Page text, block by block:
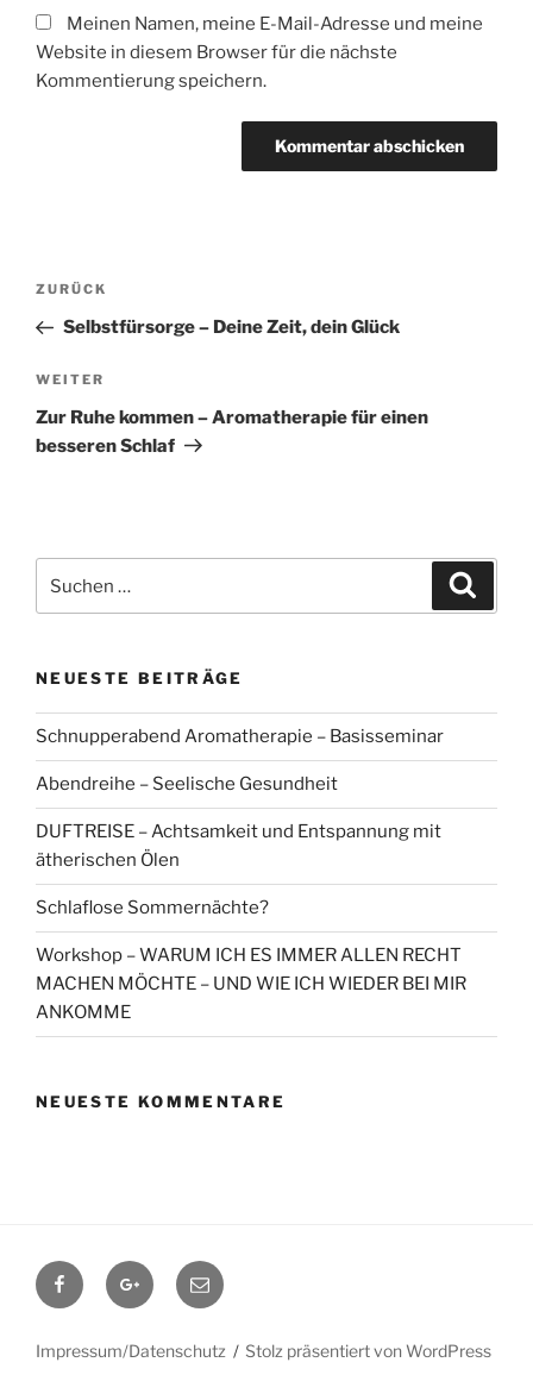
Meinen Namen, meine E-Mail-Adresse und meine
Website in diesem Browser für die nächste
Kommentierung speichern.
Beitragsnavigation
Vorheriger
Beitrag
ZURÜCK
Selbstfürsorge – Deine Zeit, dein Glück
Nächster
Beitrag
WEITER
Zur Ruhe kommen – Aromatherapie für einen
besseren Schlaf
nach:
NEUESTE BEITRÄGE
Schnupperabend Aromatherapie – Basisseminar
Abendreihe – Seelische Gesundheit
DUFTREISE – Achtsamkeit und Entspannung mit
ätherischen Ölen
Schlaflose Sommernächte?
Workshop – WARUM ICH ES IMMER ALLEN RECHT
MACHEN MÖCHTE – UND WIE ICH WIEDER BEI MIR
ANKOMME
NEUESTE KOMMENTARE
FacebookGoogle+Contact
me
Impressum/Datenschutz Stolz präsentiert von WordPress